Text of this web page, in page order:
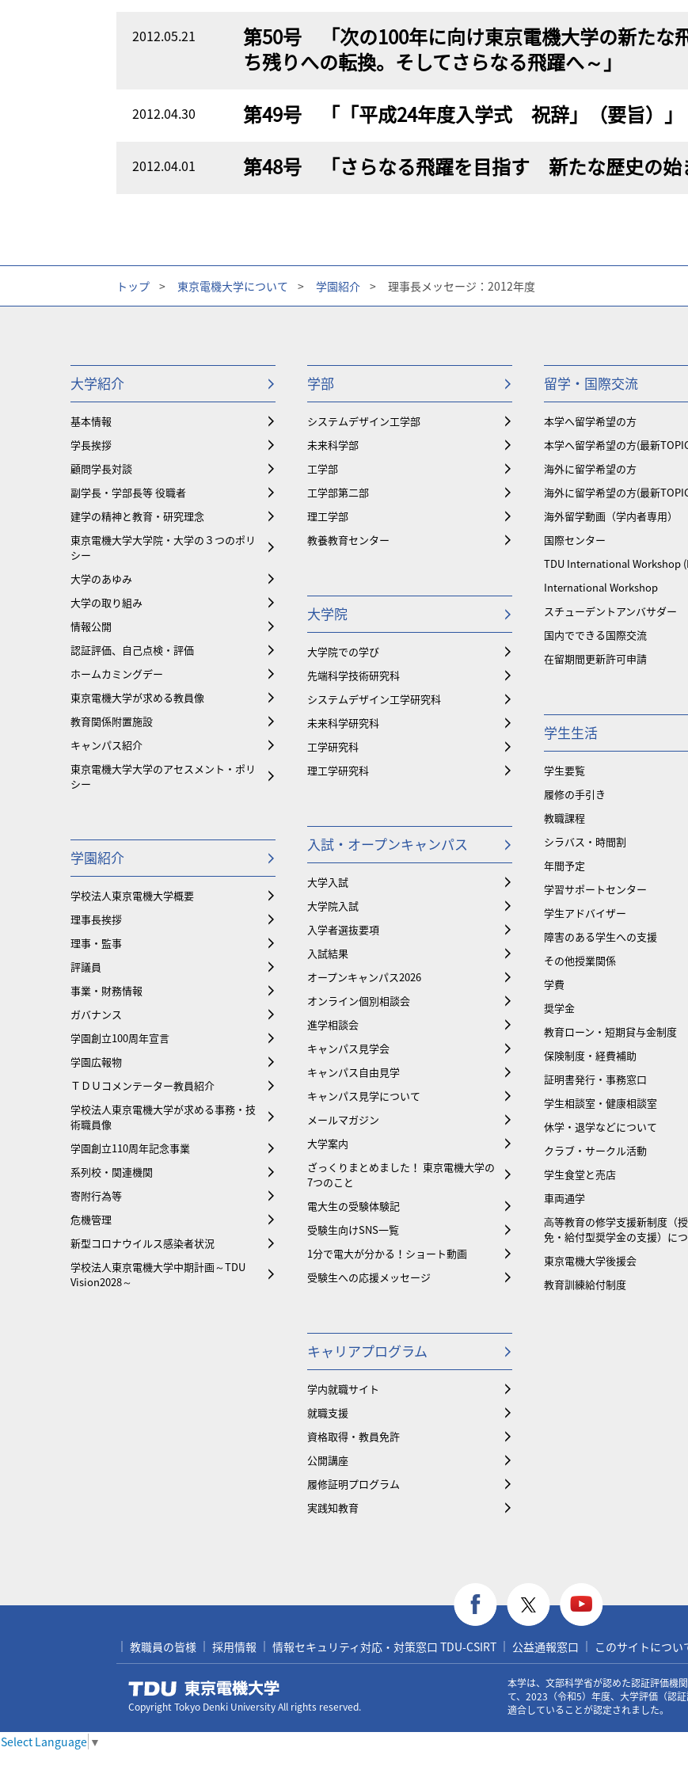
2012.05.21
第50号 「次の100年に向け東京電機大学の新たな
ち残りへの転換。そしてさらなる飛躍へ～」
2012.04.30 第49号 「「平成24年度入学式 祝辞」（要旨）」
2012.04.01 第48号 「さらなる飛躍を目指す 新たな歴史の始
トップ > 東京電機大学について > 学園紹介 > 理事長メッセージ：2012年度
大学紹介
基本情報
学長挨拶
顧問学長対談
副学長・学部長等 役職者
建学の精神と教育・研究理念
東京電機大学大学院・大学の３つのポリ
シー
大学のあゆみ
大学の取り組み
情報公開
認証評価、自己点検・評価
ホームカミングデー
東京電機大学が求める教員像
教育関係附置施設
キャンパス紹介
東京電機大学大学のアセスメント・ポリ
シー
学園紹介
学校法人東京電機大学概要
理事長挨拶
理事・監事
評議員
事業・財務情報
ガバナンス
学園創立100周年宣言
学園広報物
ＴＤＵコメンテーター教員紹介
学校法人東京電機大学が求める事務・技
術職員像
学園創立110周年記念事業
系列校・関連機関
寄附行為等
危機管理
新型コロナウイルス感染者状況
学校法人東京電機大学中期計画～TDU
Vision2028～
学部
システムデザイン工学部
未来科学部
工学部
工学部第二部
理工学部
教養教育センター
大学院
大学院での学び
先端科学技術研究科
システムデザイン工学研究科
未来科学研究科
工学研究科
理工学研究科
入試・オープンキャンパス
大学入試
大学院入試
入学者選抜要項
入試結果
オープンキャンパス2026
オンライン個別相談会
進学相談会
キャンパス見学会
キャンパス自由見学
キャンパス見学について
メールマガジン
大学案内
ざっくりまとめました！ 東京電機大学の
7つのこと
電大生の受験体験記
受験生向けSNS一覧
1分で電大が分かる！ショート動画
受験生への応援メッセージ
キャリアプログラム
学内就職サイト
就職支援
資格取得・教員免許
公開講座
履修証明プログラム
実践知教育
留学・国際交流
本学へ留学希望の方
本学へ留学希望の方(最新
海外に留学希望の方
海外に留学希望の方(最新
海外留学動画（学内者専用）
国際センター
TDU International Workshop
International Workshop
スチューデントアンバサダー
国内でできる国際交流
在留期間更新許可申請
学生生活
学生要覧
履修の手引き
教職課程
シラバス・時間割
年間予定
学習サポートセンター
学生アドバイザー
障害のある学生への支援
その他授業関係
学費
奨学金
教育ローン・短期貸与金制度
保険制度・経費補助
証明書発行・事務窓口
学生相談室・健康相談室
休学・退学などについて
クラブ・サークル活動
学生食堂と売店
車両通学
⾼等教育の修学支援新制度（
免・給付型奨学金の支援）に
東京電機大学後援会
教育訓練給付制度
教職員の皆様 採用情報 情報セキュリティ対応・対策窓口 TDU-CSIRT 公益通報窓口 このサイトについ
本学は、文部科学省が認めた認証評価機
て、2023（令和5）年度、大学評価（認
適合していることが認定されました。
Copyright Tokyo Denki University All rights reserved.
Select Language ▼